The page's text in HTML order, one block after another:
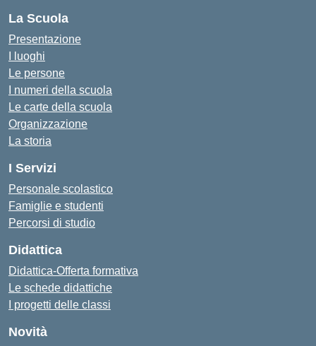
La Scuola
Presentazione
I luoghi
Le persone
I numeri della scuola
Le carte della scuola
Organizzazione
La storia
I Servizi
Personale scolastico
Famiglie e studenti
Percorsi di studio
Didattica
Didattica-Offerta formativa
Le schede didattiche
I progetti delle classi
Novità